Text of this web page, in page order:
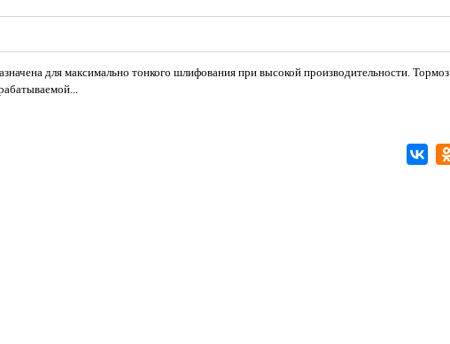
для максимально тонкого шлифования при высокой производительности. Тормоз